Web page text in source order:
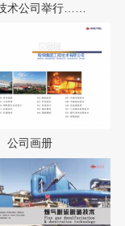
术公司举行……
公司画册